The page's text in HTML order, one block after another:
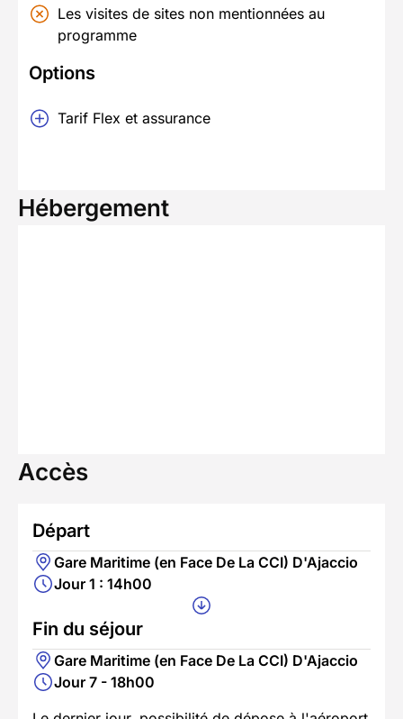
Les visites de sites non mentionnées au
programme
Options
Tarif Flex et assurance
Hébergement
Accès
Départ
Gare Maritime (en Face De La CCI) D'Ajaccio
Jour 1 : 14h00
Fin du séjour
Gare Maritime (en Face De La CCI) D'Ajaccio
Jour 7 - 18h00